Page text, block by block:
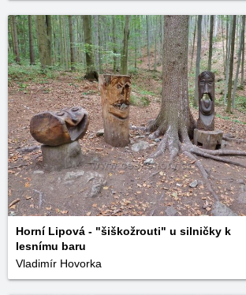
Horní Lipová - "šiškožrouti" u silničky k
lesnímu baru
Vladimír Hovorka